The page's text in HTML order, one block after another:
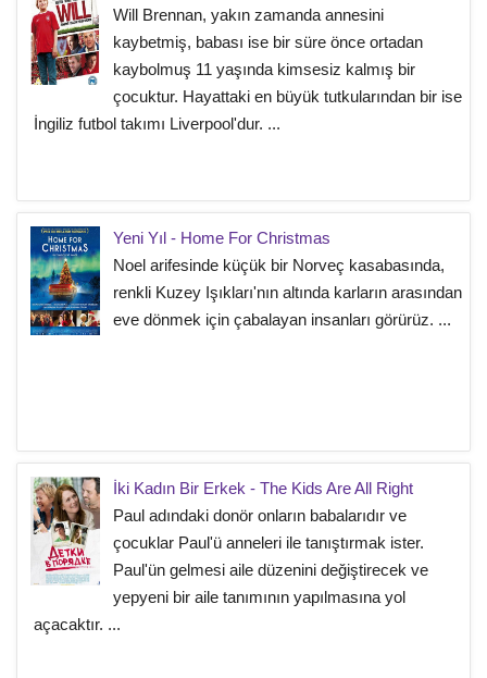
Will Brennan, yakın zamanda annesini
kaybetmiş, babası ise bir süre önce ortadan
kaybolmuş 11 yaşında kimsesiz kalmış bir
çocuktur. Hayattaki en büyük tutkularından bir ise
İngiliz futbol takımı Liverpool'dur. ...
Yeni Yıl - Home For Christmas
Noel arifesinde küçük bir Norveç kasabasında,
renkli Kuzey Işıkları'nın altında karların arasından
eve dönmek için çabalayan insanları görürüz. ...
İki Kadın Bir Erkek - The Kids Are All Right
Paul adındaki donör onların babalarıdır ve
çocuklar Paul'ü anneleri ile tanıştırmak ister.
Paul'ün gelmesi aile düzenini değiştirecek ve
yepyeni bir aile tanımının yapılmasına yol
açacaktır. ...